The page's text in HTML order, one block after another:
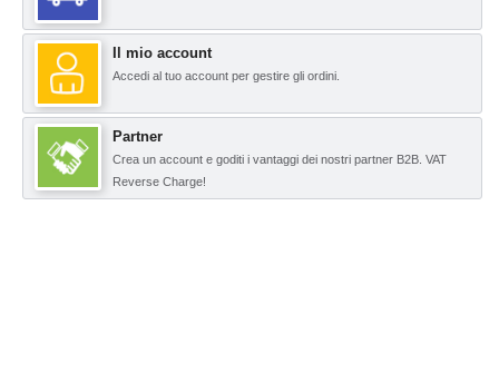
Il mio account
Accedi al tuo account per gestire gli ordini.
Partner
Crea un account e goditi i vantaggi dei nostri partner B2B. VAT
Reverse Charge!